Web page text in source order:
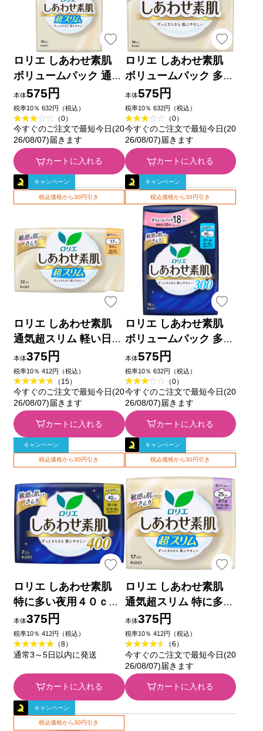
ロリエ しあわせ素肌
ボリュームパック 通気
超スリム 特に多い昼用
２５ｃｍ 羽つき ３０
コ 花王 (医薬部外品)
本体575円
税率10％ 632円（税込）
（0）
今すぐのご注文で最短今日(20
26/08/07)届きます
カートに入れる
ロリエ しあわせ素肌
ボリュームパック 多い
昼用２２．５ｃｍ 羽つ
き ３６コ 花王 (医薬部
外品)
本体575円
税率10％ 632円（税込）
（0）
今すぐのご注文で最短今日(20
26/08/07)届きます
カートに入れる
キャンペーン
税込価格から30円引き
ロリエ しあわせ素肌
通気超スリム 軽い日用
１７ｃｍ 羽なし ３２
コ 花王 (医薬部外品)
本体375円
税率10％ 412円（税込）
（15）
今すぐのご注文で最短今日(20
26/08/07)届きます
カートに入れる
キャンペーン
税込価格から30円引き
ロリエ しあわせ素肌
ボリュームパック 多い
夜用３０ｃｍ 羽つき
１８コ 花王 (医薬部外
品)
本体575円
税率10％ 632円（税込）
（0）
今すぐのご注文で最短今日(20
26/08/07)届きます
カートに入れる
キャンペーン
税込価格から30円引き
ロリエ しあわせ素肌
特に多い夜用４０ｃｍ
羽つき ７コ 花王 (医薬
部外品)
本体375円
税率10％ 412円（税込）
（8）
通常3～5日以内に発送
カートに入れる
キャンペーン
税込価格から30円引き
ロリエ しあわせ素肌
通気超スリム 特に多い
昼用２５ｃｍ 羽つき
１７コ 花王 (医薬部外
品)
本体375円
税率10％ 412円（税込）
（6）
今すぐのご注文で最短今日(20
26/08/07)届きます
カートに入れる
キャンペーン
税込価格から30円引き